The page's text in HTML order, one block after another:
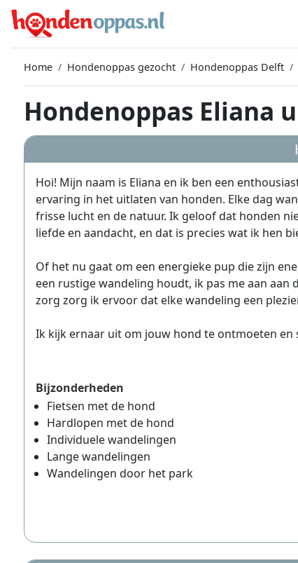
Home Hondenoppas gezocht Hondenoppas Delft
Hondenoppas Eliana
Hoi! Mijn naam is Eliana en ik ben een
ervaring in het uitlaten van honden. Elke dag
frisse lucht en de natuur. Ik geloof dat honden
liefde en aandacht, en dat is precies wat ik hen
Of het nu gaat om een energieke pup die zijn
een rustige wandeling houdt, ik pas me aan aan
zorg zorg ik ervoor dat elke wandeling een
Ik kijk ernaar uit om jouw hond te ontmoeten en
Bijzonderheden
Fietsen met de hond
Hardlopen met de hond
Individuele wandelingen
Lange wandelingen
Wandelingen door het park